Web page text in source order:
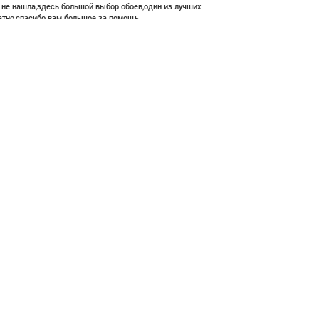
нашла,здесь большой выбор обоев,один из лучших
вам большое за помощь.